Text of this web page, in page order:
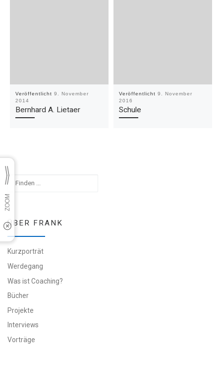
Veröffentlicht9. November
2014
Bernhard A. Lietaer
Veröffentlicht9. November
2016
Schule
Suchen
ÜBER FRANK
Kurzporträt
Werdegang
Was ist Coaching?
Bücher
Projekte
Interviews
Vorträge